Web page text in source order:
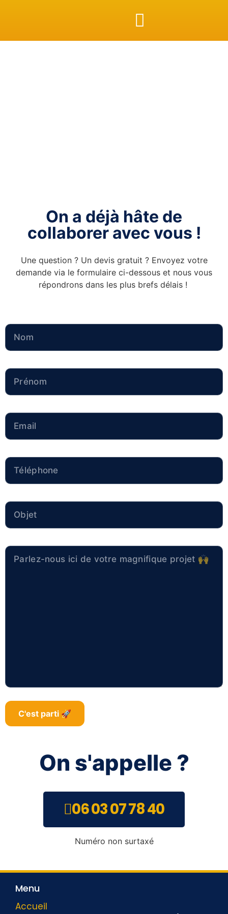
On a déjà hâte de
collaborer avec vous !
Une question ? Un devis gratuit ? Envoyez votre
demande via le formulaire ci-dessous et nous vous
répondrons dans les plus brefs délais !
On s'appelle ?
06 03 07 78 40
Numéro non surtaxé
Menu
Accueil